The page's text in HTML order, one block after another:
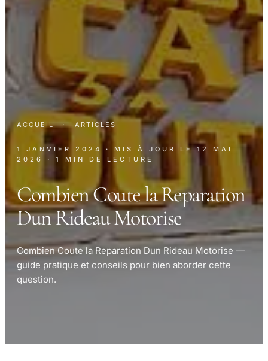
ACCUEIL · ARTICLES
1 JANVIER 2024 · MIS À JOUR LE12 MAI
2026
· 1 MIN DE LECTURE
Combien Coute la Reparation
Dun Rideau Motorise
Combien Coute la Reparation Dun Rideau Motorise —
guide pratique et conseils pour bien aborder cette
question.